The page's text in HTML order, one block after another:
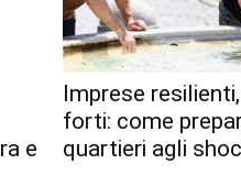
e
Imprese
forti: come
quartieri agli